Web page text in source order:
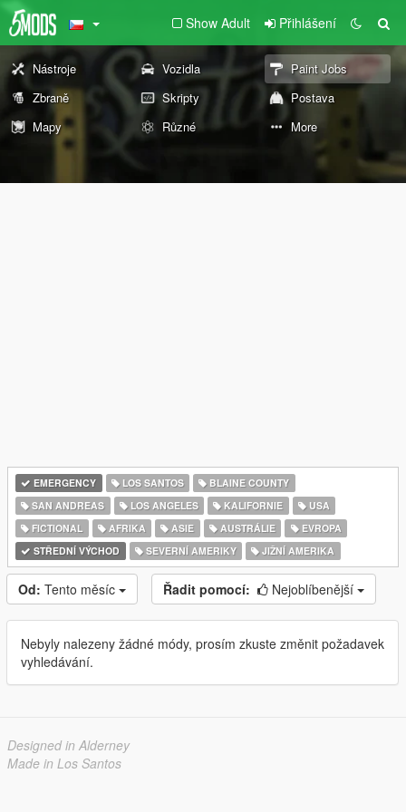
Show Adult Přihlášení
Nástroje Vozidla
Paint Jobs
Zbraně
Skripty
Postava
Mapy
Různé More
EMERGENCY LOS SANTOS
BLAINE COUNTY
SAN ANDREAS
LOS ANGELES KALIFORNIE
USA
FICTIONAL
AFRIKA ASIE AUSTRÁLIE
EVROPA
STŘEDNÍ VÝCHOD
SEVERNÍ AMERIKY JIŽNÍ AMERIKA
Od: Tento měsíc Řadit pomocí: Nejoblíbenější
Nebyly nalezeny žádné módy, prosím zkuste změnit požadavek
vyhledávání.
Designed in Alderney
Made in Los Santos